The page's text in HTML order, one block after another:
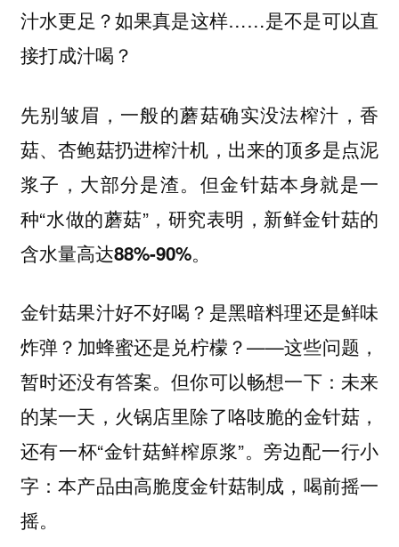
汁水更足？如果真是这样……是不是可以直
接打成汁喝？
先别皱眉，一般的蘑菇确实没法榨汁，香
菇、杏鲍菇扔进榨汁机，出来的顶多是点泥
浆子，大部分是渣。但金针菇本身就是一
种“水做的蘑菇”，研究表明， 新鲜金针菇的
含水量高达88%-90%。
金针菇果汁好不好喝？是黑暗料理还是鲜味
炸弹？加蜂蜜还是兑柠檬？——这些问题，
暂时还没有答案。但你可以畅想一下：未来
的某一天，火锅店里除了咯吱脆的金针菇，
还有一杯“金针菇鲜榨原浆”。旁边配一行小
字：本产品由高脆度金针菇制成，喝前摇一
摇。